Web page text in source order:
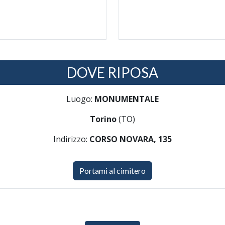
DOVE RIPOSA
Luogo: MONUMENTALE
Torino(TO)
Indirizzo: CORSO NOVARA, 135
Portami al cimitero